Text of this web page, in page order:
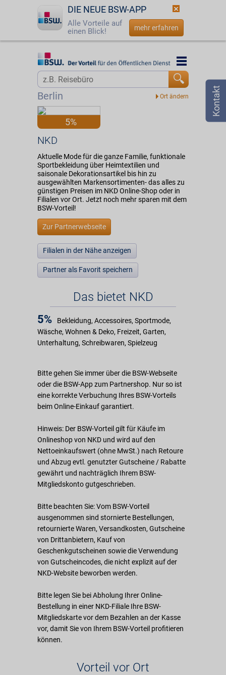
DIE NEUE BSW-APP
Alle Vorteile auf
einen Blick!
mehr erfahren
Startseite
Login
Berlin
Startseite
5%
NKD
Aktuelle Mode für die ganze Familie, funktionale
Sportbekleidung über Heimtextilien und
saisonale Dekorationsartikel bis hin zu
ausgewählten Markensortimenten- das alles zu
günstigen Preisen im NKD Online-Shop oder in
Filialen vor Ort. Jetzt noch mehr sparen mit dem
BSW-Vorteil!
Zur Partnerwebseite
Filialen in der Nähe anzeigen
Partner als Favorit speichern
Das bietet NKD
5%
Bekleidung, Accessoires, Sportmode,
Wäsche, Wohnen & Deko, Freizeit, Garten,
Unterhaltung, Schreibwaren, Spielzeug
Bitte gehen Sie immer über die BSW-Webseite
oder die BSW-App zum Partnershop. Nur so ist
eine korrekte Verbuchung Ihres BSW-Vorteils
beim Online-Einkauf garantiert.
Hinweis: Der BSW-Vorteil gilt für Käufe im
Onlineshop von NKD und wird auf den
Nettoeinkaufswert (ohne MwSt.) nach Retoure
und Abzug evtl. genutzter Gutscheine / Rabatte
gewährt und nachträglich Ihrem BSW-
Mitgliedskonto gutgeschrieben.
Bitte beachten Sie: Vom BSW-Vorteil
ausgenommen sind stornierte Bestellungen,
retournierte Waren, Versandkosten, Gutscheine
von Drittanbietern, Kauf von
Geschenkgutscheinen sowie die Verwendung
von Gutscheincodes, die nicht explizit auf der
NKD-Website beworben werden.
Bitte legen Sie bei Abholung Ihrer Online-
Bestellung in einer NKD-Filiale Ihre BSW-
Mitgliedskarte vor dem Bezahlen an der Kasse
vor, damit Sie von Ihrem BSW-Vorteil profitieren
können.
Vorteil vor Ort